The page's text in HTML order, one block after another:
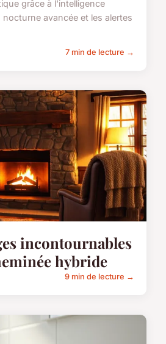
grâce à l'intelligence
nocturne avancée et les alertes
7 min de lecture →
incontournables
hybride
9 min de lecture →